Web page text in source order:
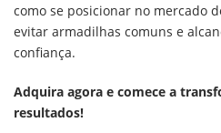
como se posicionar no mercado
evitar armadilhas comuns e
confiança.
Adquira agora e comece a
resultados!